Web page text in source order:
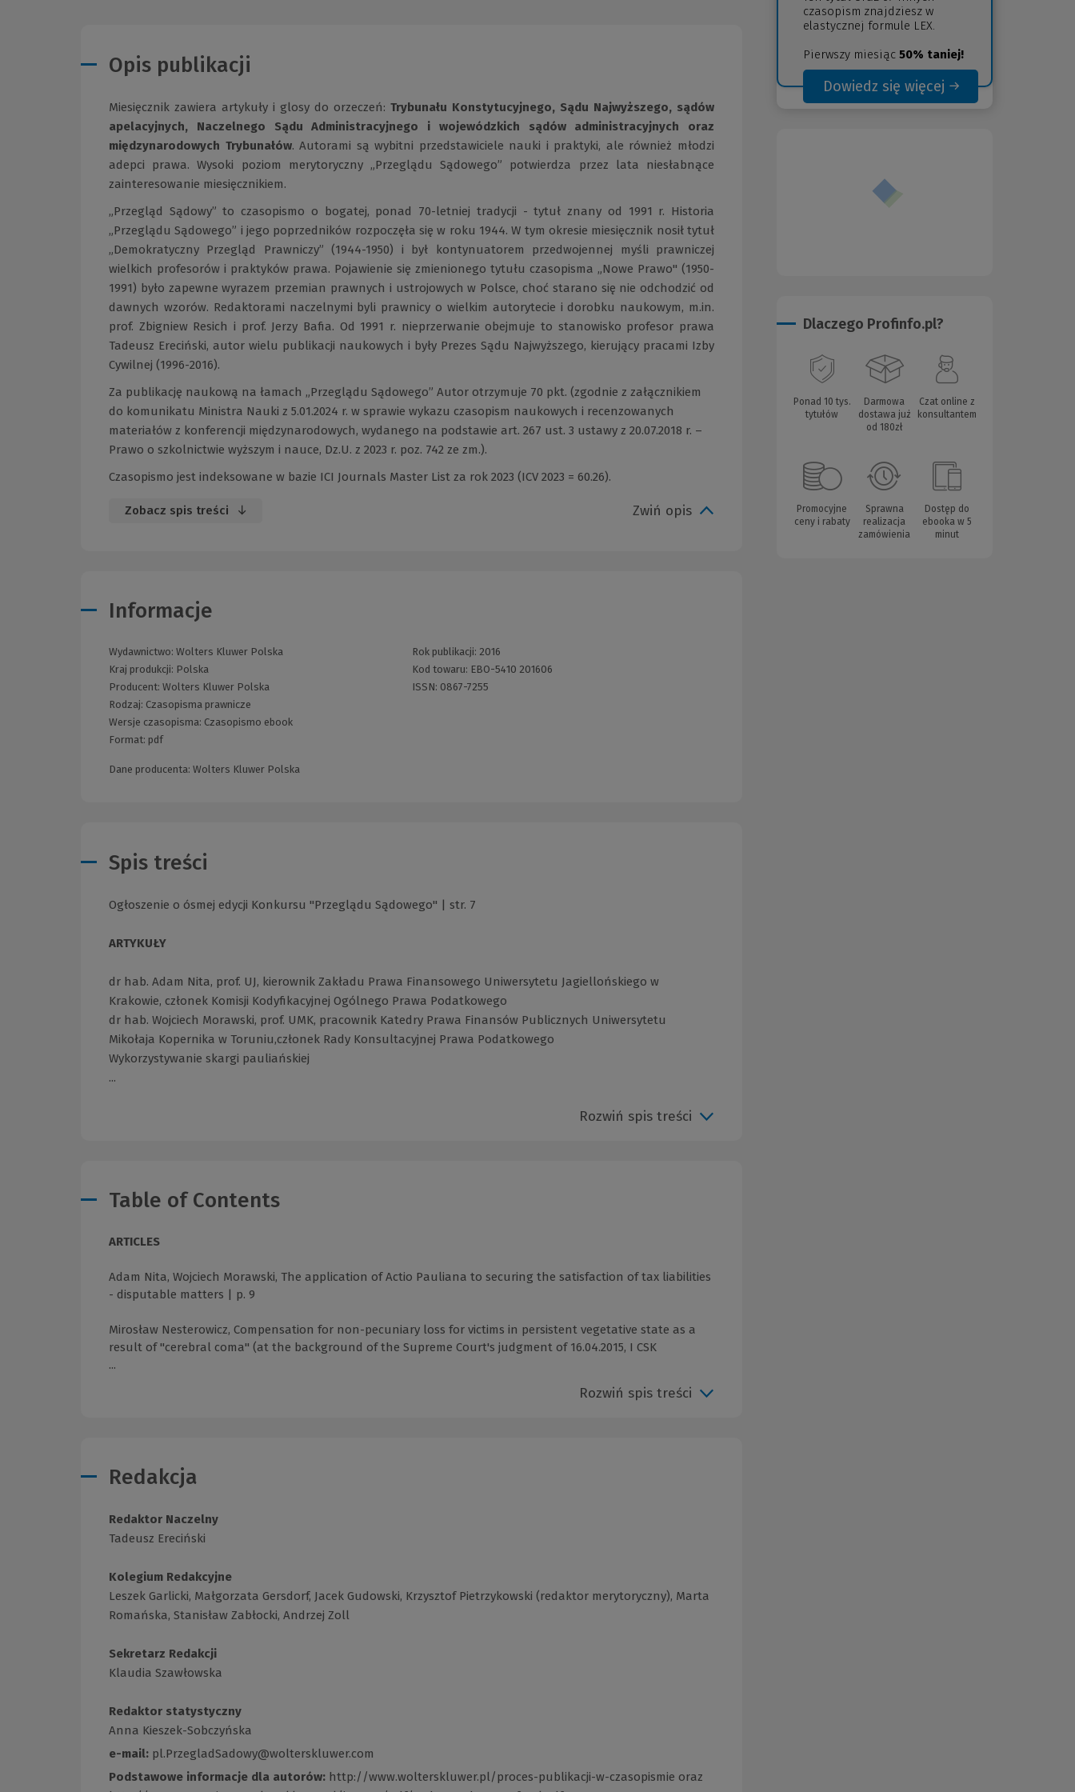
Opis publikacji
Miesięcznik zawiera artykuły i glosy do orzeczeń: Trybunału Konstytucyjnego, Sądu Najwyższego, sądów
apelacyjnych, Naczelnego Sądu Administracyjnego i wojewódzkich sądów administracyjnych oraz
międzynarodowych Trybunałów. Autorami są wybitni przedstawiciele nauki i praktyki, ale również młodzi
adepci prawa. Wysoki poziom merytoryczny „Przeglądu Sądowego” potwierdza przez lata niesłabnące
zainteresowanie miesięcznikiem.
„Przegląd Sądowy” to czasopismo o bogatej, ponad 70-letniej tradycji - tytuł znany od 1991 r. Historia
„Przeglądu Sądowego” i jego poprzedników rozpoczęła się w roku 1944. W tym okresie miesięcznik nosił tytuł
„Demokratyczny Przegląd Prawniczy” (1944-1950) i był kontynuatorem przedwojennej myśli prawniczej
wielkich profesorów i praktyków prawa. Pojawienie się zmienionego tytułu czasopisma „Nowe Prawo" (1950-
1991) było zapewne wyrazem przemian prawnych i ustrojowych w Polsce, choć starano się nie odchodzić od
dawnych wzorów. Redaktorami naczelnymi byli prawnicy o wielkim autorytecie i dorobku naukowym, m.in.
prof. Zbigniew Resich i prof. Jerzy Bafia. Od 1991 r. nieprzerwanie obejmuje to stanowisko profesor prawa
Tadeusz Ereciński, autor wielu publikacji naukowych i były Prezes Sądu Najwyższego, kierujący pracami Izby
Cywilnej (1996-2016).
Za publikację naukową na łamach „Przeglądu Sądowego” Autor otrzymuje 70 pkt. (zgodnie z załącznikiem
do komunikatu Ministra Nauki z 5.01.2024 r. w sprawie wykazu czasopism naukowych i recenzowanych
materiałów z konferencji międzynarodowych, wydanego na podstawie art. 267 ust. 3 ustawy z 20.07.2018 r. –
Prawo o szkolnictwie wyższym i nauce, Dz.U. z 2023 r. poz. 742 ze zm.).
Czasopismo jest indeksowane w bazie ICI Journals Master List za rok 2023 (ICV 2023 = 60.26).
Zobacz spis treści Zwiń opis
Informacje
Wydawnictwo: Wolters Kluwer Polska
Kraj produkcji: Polska
Producent: Wolters Kluwer Polska
Rodzaj: Czasopisma prawnicze
Wersje czasopisma: Czasopismo ebook
Format: pdf
Rok publikacji: 2016
Kod towaru: EBO-5410 201606
ISSN: 0867-7255
Dane producenta: Wolters Kluwer Polska
Spis treści
Ogłoszenie o ósmej edycji Konkursu "Przeglądu Sądowego" | str. 7
ARTYKUŁY
dr hab. Adam Nita, prof. UJ, kierownik Zakładu Prawa Finansowego Uniwersytetu Jagiellońskiego w
Krakowie, członek Komisji Kodyfikacyjnej Ogólnego Prawa Podatkowego
dr hab. Wojciech Morawski, prof. UMK, pracownik Katedry Prawa Finansów Publicznych Uniwersytetu
Mikołaja Kopernika w Toruniu,członek Rady Konsultacyjnej Prawa Podatkowego
Wykorzystywanie skargi pauliańskiej
...
Rozwiń spis treści
Table of Contents
ARTICLES
Adam Nita, Wojciech Morawski, The application of Actio Pauliana to securing the satisfaction of tax liabilities
- disputable matters | p. 9
Mirosław Nesterowicz, Compensation for non-pecuniary loss for victims in persistent vegetative state as a
result of "cerebral coma" (at the background of the Supreme Court's judgment of 16.04.2015, I CSK
...
Rozwiń spis treści
Redakcja
Redaktor Naczelny
Tadeusz Ereciński
Kolegium Redakcyjne
Leszek Garlicki, Małgorzata Gersdorf, Jacek Gudowski, Krzysztof Pietrzykowski (redaktor merytoryczny), Marta
Romańska, Stanisław Zabłocki, Andrzej Zoll
Sekretarz Redakcji
Klaudia Szawłowska
Redaktor statystyczny
Anna Kieszek-Sobczyńska
e-mail: pl.PrzegladSadowy@wolterskluwer.com
Podstawowe informacje dla autorów: http://www.wolterskluwer.pl/proces-publikacji-w-czasopismie (Link
oraz
czasopism znajdziesz w
elastycznej formule LEX.
Pierwszy miesiąc 50% taniej!
Dowiedz się więcej
(Nowe
(Link
Dlaczego Profinfo.pl?
Ponad 10 tys.
tytułów
Darmowa
dostawa już
od 180zł
Czat online z
konsultantem
Promocyjne
ceny i rabaty
Sprawna
realizacja
zamówienia
Dostęp do
ebooka w 5
minut